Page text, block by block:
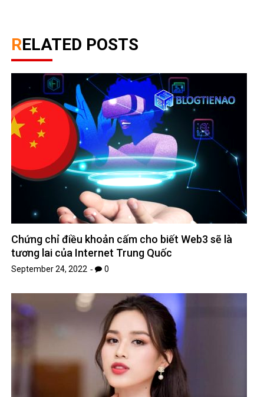
RELATED POSTS
Chứng chỉ điều khoản cấm cho biết Web3 sẽ là
tương lai của Internet Trung Quốc
September 24, 2022 0